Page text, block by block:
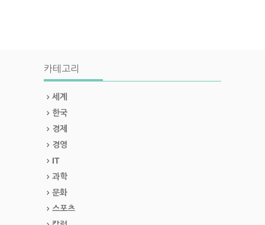
카테고리
세계
한국
경제
경영
IT
과학
문화
스포츠